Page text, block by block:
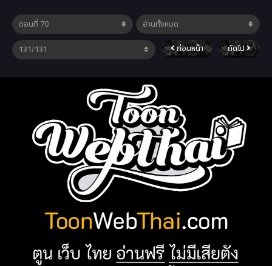
ก่อนหน้า ถัดไป